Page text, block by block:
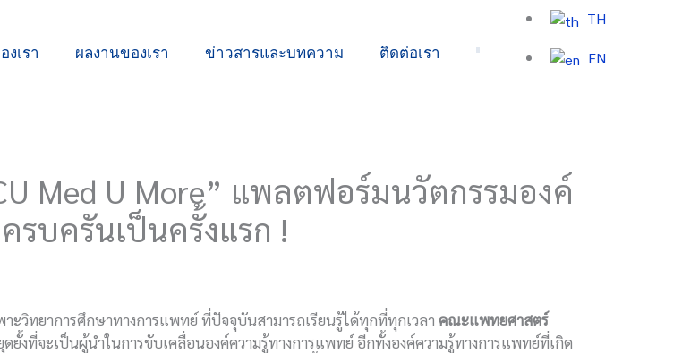
งเรา ผลงานของเรา ข่าวสารและบทความ ติดต่อเรา
TH
EN
Med U More” แพลตฟอร์มนวัตกรรมองค์
รบครันเป็นครั้งแรก !
ะวิทยาการศึกษาทางการแพทย์ ที่ปัจจุบันสามารถเรียนรู้ได้ทุกที่ทุกเวลา คณะแพทยศาสตร์
ดยั้งที่จะเป็นผู้นำในการขับเคลื่อนองค์ความรู้ทางการแพทย์ อีกทั้งองค์ความรู้ทางการแพทย์ที่เกิด